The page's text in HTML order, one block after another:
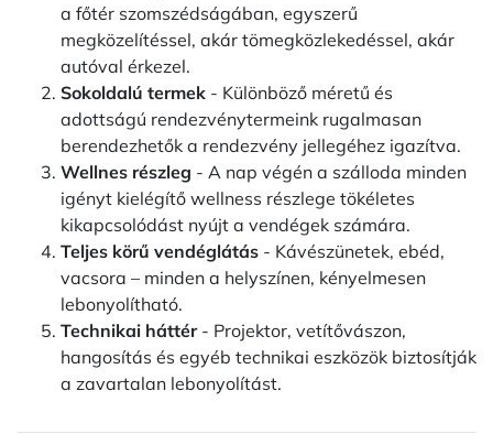
a főtér szomszédságában, egyszerű
megközelítéssel, akár tömegközlekedéssel, akár
autóval érkezel.
Sokoldalú termek - Különböző méretű és
adottságú rendezvénytermeink rugalmasan
berendezhetők a rendezvény jellegéhez igazítva.
Wellnes részleg - A nap végén a szálloda minden
igényt kielégítő wellness részlege tökéletes
kikapcsolódást nyújt a vendégek számára.
Teljes körű vendéglátás - Kávészünetek, ebéd,
vacsora – minden a helyszínen, kényelmesen
lebonyolítható.
Technikai háttér- Projektor, vetítővászon,
hangosítás és egyéb technikai eszközök biztosítják
a zavartalan lebonyolítást.